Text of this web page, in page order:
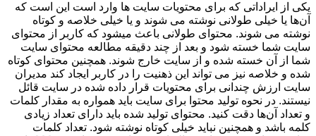
یکی از ایراداتی که برای محتویات سایت ها وارد است این است که
آن‌ها یا خیلی طولانی نوشته می شوند و یا خیلی خلاصه و کوتاه
نوشته می شوند. محتوای طولانی باعث میشود که کاربر از محتوای
سایت شما خسته شود و بعد از چند دقیقه مطالعه محتوای سایت
شما از آن خسته شده و از سایت خارج شوند. همچنین محتوای کوتاه
شده و خلاصه نیز می تواند این ذهنیت را در کاربر ایجاد کند مدیران
سایت ارزش چندانی برای محتویات قرار داده شده در سایت قائل
نیستند. در نحوه تولید محتوا برای سایت باید همواره به مقدار کلمات
و تعداد آن‌ها دقت کنید. محتوای تولید شده باید دارای تعداد زیادی
کلمه باشد و همچنین نباید خیلی کوتاه نوشته شود. تعداد کلمات